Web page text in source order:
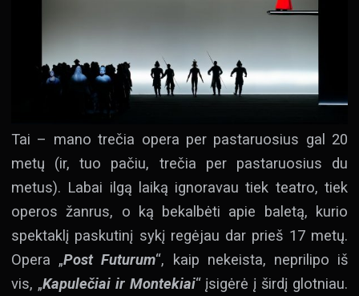
Tai – mano trečia opera per pastaruosius gal 20
metų (ir, tuo pačiu, trečia per pastaruosius du
metus). Labai ilgą laiką ignoravau tiek teatro, tiek
operos žanrus, o ką bekalbėti apie baletą, kurio
spektaklį paskutinį sykį regėjau dar prieš 17 metų.
Opera „Post Futurum“, kaip nekeista, neprilipo iš
vis, „Kapulečiai ir Montekiai“ įsigėrė į širdį glotniau.